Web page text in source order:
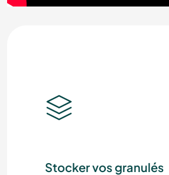
Stocker vos granulés